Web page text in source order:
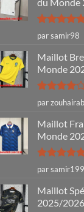
Note5sur
5
par samir98
Maillot
Monde
Note4
sur 5
par zouhairab
Maillot
Monde
Note5sur
5
par
Maillot
2025/